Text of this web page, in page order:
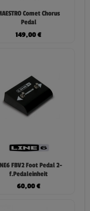
Comet Chorus
Pedal
149,00€
FBV2 Foot Pedal 2-
f.Pedaleinheit
60,00€